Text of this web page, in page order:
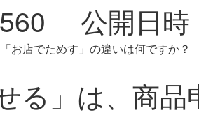
公開日
お店でためす」の違いは何ですか？
る」は、商